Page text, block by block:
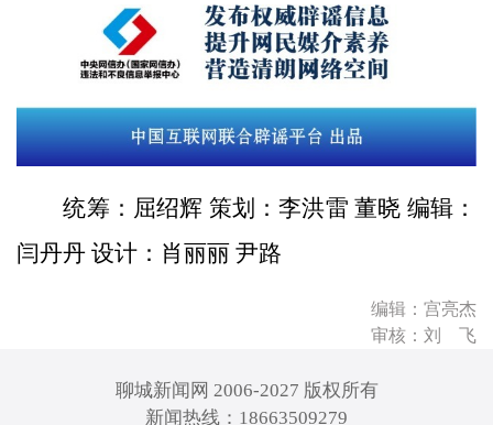
统筹：屈绍辉 策划：李洪雷 董晓 编辑：
闫丹丹 设计：肖丽丽 尹路
编辑：宫亮杰
审核：刘 飞
聊城新闻网 2006-2027 版权所有
新闻热线：18663509279